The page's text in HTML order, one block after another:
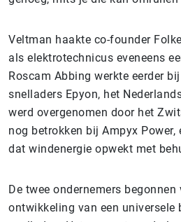
Veltman haakte co-founder
als elektrotechnicus eveneens
Roscam Abbing werkte eerder
snelladers Epyon, het
werd overgenomen door het
nog betrokken bij Ampyx
dat windenergie opwekt met
De twee ondernemers
ontwikkeling van een universele